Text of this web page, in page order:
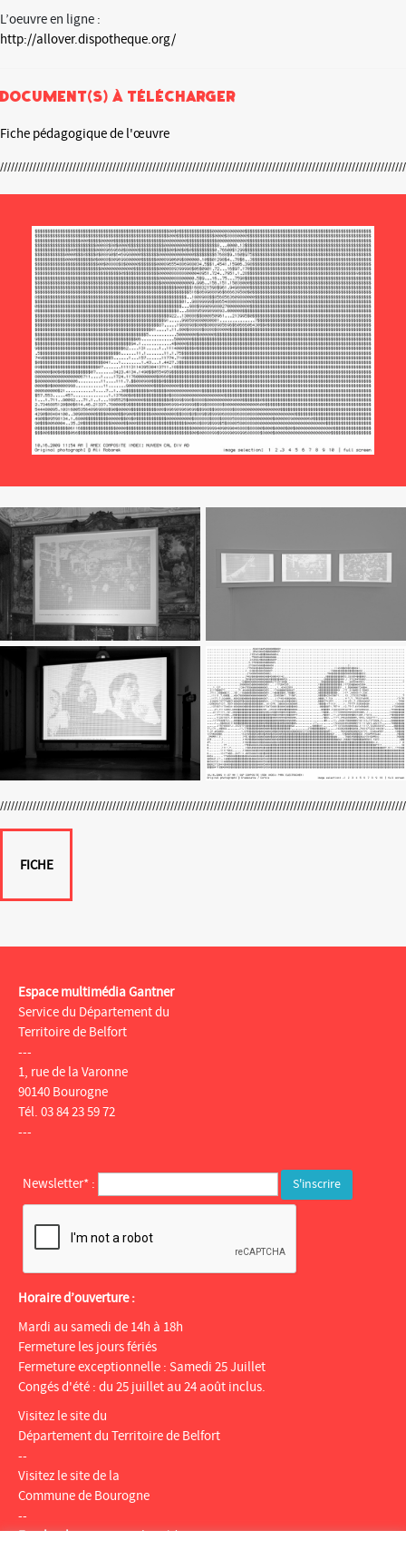
L’oeuvre en ligne :
http://allover.dispotheque.org/
Document(s) à télécharger
Fiche pédagogique de l'œuvre
FICHE
Espace multimédia Gantner
Service du Département du
Territoire de Belfort
---
1, rue de la Varonne
90140 Bourogne
Tél. 03 84 23 59 72
---
Newsletter* :
Horaire d’ouverture :
Mardi au samedi de 14h à 18h
Fermeture les jours fériés
Fermeture exceptionnelle : Samedi 25 Juillet
Congés d'été : du 25 juillet au 24 août inclus.
Visitez le site du
Département du Territoire de Belfort
--
Visitez le site de la
Commune de Bourogne
--
Facebook:Espace multimédia Gantner